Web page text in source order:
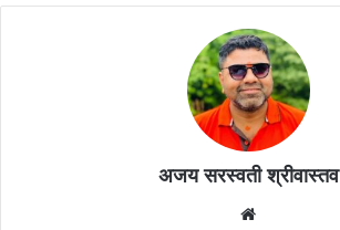
अजय सरस्वती श्रीवास्तव